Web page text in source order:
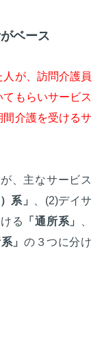
ベース
が、訪問介護員
てもらいサービス
介護を受けるサ
、主なサービス
系」
、(2)デイサ
る
「通所系」
」 の３つに分け